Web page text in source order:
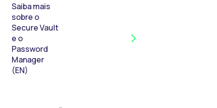
Saiba mais
sobre o
Secure Vault
e o
Password
Manager
(EN)